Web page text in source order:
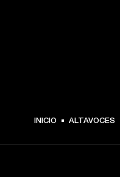
$ 249.99 -
INICIO ALTAVOCES